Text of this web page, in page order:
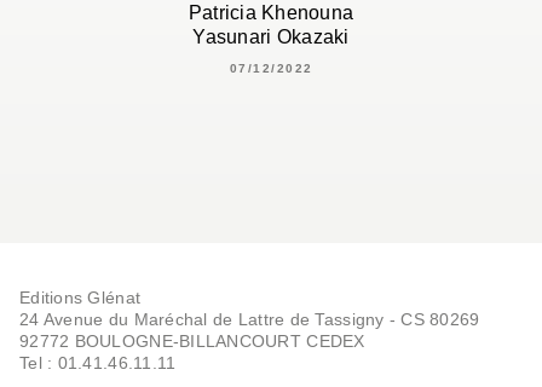
Patricia Khenouna
Yasunari Okazaki
07/12/2022
Editions Glénat
24 Avenue du Maréchal de Lattre de Tassigny - CS 80269
92772 BOULOGNE-BILLANCOURT CEDEX
Tel : 01.41.46.11.11